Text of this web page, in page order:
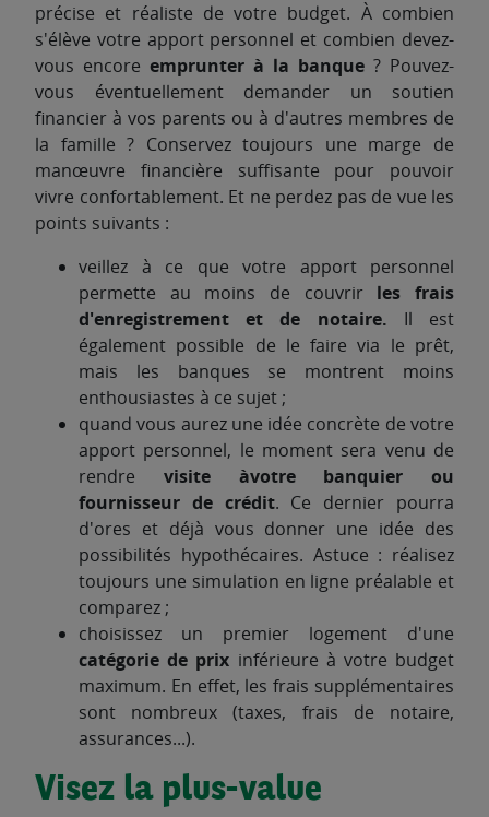
précise et réaliste de votre budget. À combien
s'élève votre apport personnel et combien devez-
vous encore emprunter à la banque ? Pouvez-
vous éventuellement demander un soutien
financier à vos parents ou à d'autres membres de
la famille ? Conservez toujours une marge de
manœuvre financière suffisante pour pouvoir
vivre confortablement. Et ne perdez pas de vue les
points suivants :
veillez à ce que votre apport personnel
permette au moins de couvrir les frais
d'enregistrement et de notaire. Il est
également possible de le faire via le prêt,
mais les banques se montrent moins
enthousiastes à ce sujet ;
quand vous aurez une idée concrète de votre
apport personnel, le moment sera venu de
rendre visite àvotre banquier ou
fournisseur de crédit. Ce dernier pourra
d'ores et déjà vous donner une idée des
possibilités hypothécaires. Astuce : réalisez
toujours une simulation en ligne préalable et
comparez ;
choisissez un premier logement d'une
catégorie de prix inférieure à votre budget
maximum. En effet, les frais supplémentaires
sont nombreux (taxes, frais de notaire,
assurances...).
Visez la plus-value